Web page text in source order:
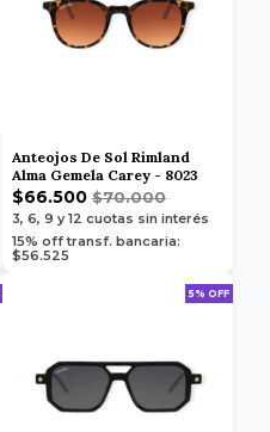
Anteojos De Sol Rimland
Alma Gemela Carey - 8023
$66.500 $70.000
3, 6, 9 y 12 cuotas sin interés
15% off transf. bancaria:
$56.525
5% OFF